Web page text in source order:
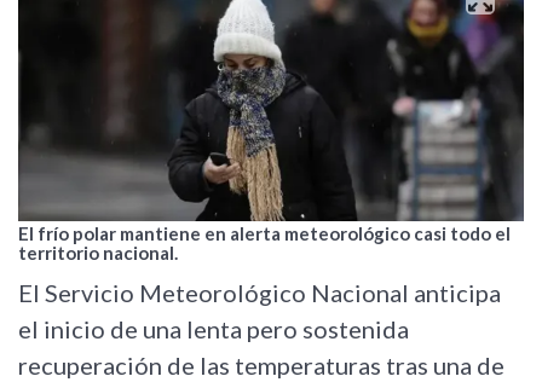
El frío polar mantiene en alerta meteorológico casi todo el
territorio nacional.
El Servicio Meteorológico Nacional anticipa
el inicio de una lenta pero sostenida
recuperación de las temperaturas tras una de